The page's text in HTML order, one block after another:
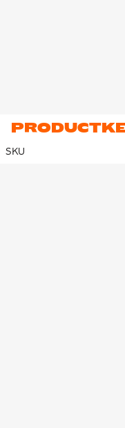
SKU